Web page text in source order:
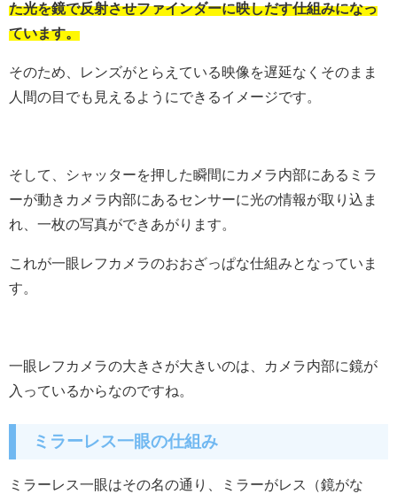
た光を鏡で反射させファインダーに映しだす仕組みになっ
ています。
そのため、レンズがとらえている映像を遅延なくそのまま
人間の目でも見えるようにできるイメージです。
そして、シャッターを押した瞬間にカメラ内部にあるミラ
ーが動きカメラ内部にあるセンサーに光の情報が取り込ま
れ、一枚の写真ができあがります。
これが一眼レフカメラのおおざっぱな仕組みとなっていま
す。
一眼レフカメラの大きさが大きいのは、カメラ内部に鏡が
入っているからなのですね。
ミラーレス一眼の仕組み
ミラーレス一眼はその名の通り、ミラーがレス（鏡がな